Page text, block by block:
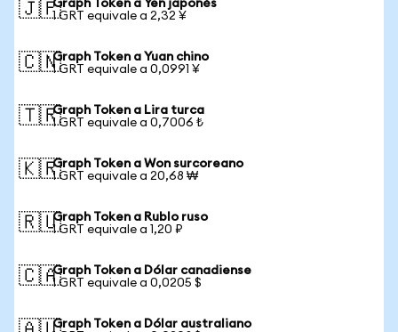
🇯🇵Graph Token a Yen japonés
1 GRT equivale a 2,32 ¥
🇨🇳Graph Token a Yuan chino
1 GRT equivale a 0,0991 ¥
🇹🇷Graph Token a Lira turca
1 GRT equivale a 0,7006 ₺
🇰🇷Graph Token a Won surcoreano
1 GRT equivale a 20,68 ₩
🇷🇺Graph Token a Rublo ruso
1 GRT equivale a 1,20 ₽
🇨🇦Graph Token a Dólar canadiense
1 GRT equivale a 0,0205 $
Graph Token a Dólar australiano